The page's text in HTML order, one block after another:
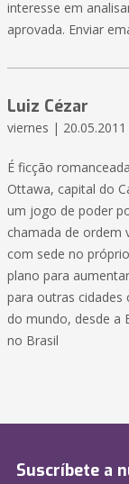
interesse em
aprovada. Enviar
Luiz Cézar
viernes | 20.05.2011
É ficção
Ottawa, capital do
um jogo de poder
chamada de ordem
com sede no
plano para
para outras cidades
do mundo, desde a
no Brasil
Suscríbete a